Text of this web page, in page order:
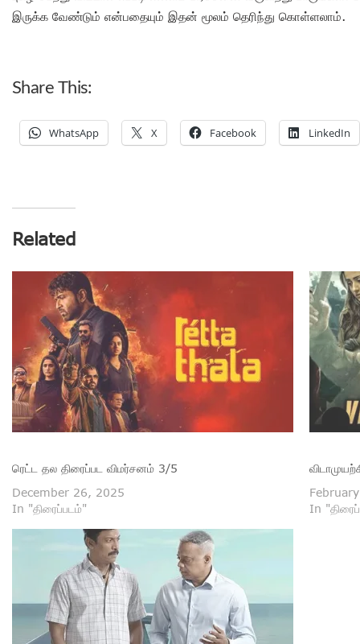
இருக்க வேண்டும் என்பதையும் இதன் மூலம் தெரிந்து கொள்ளலாம்.
Share This:
WhatsApp X Facebook LinkedIn
Related
ரெட்ட தல திரைப்பட விமர்சனம் 3/5
December 26, 2025
In "திரைப்படம்"
In